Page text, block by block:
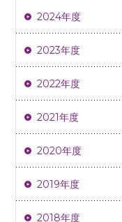
2024年度
2023年度
2022年度
2021年度
2020年度
2019年度
2018年度